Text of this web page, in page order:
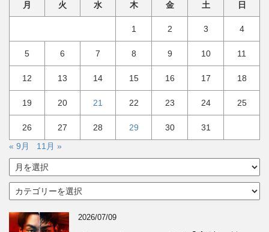
月 火 水 木 金 土 日
1 2 3 4
5 6 7 8 9 10 11
12 13 14 15 16 17 18
19 20 21 22 23 24 25
26 27 28 29 30
31
« 9月
11月 »
ー
カ
イ
ブ
カ
テ
ゴ
2026/07/09